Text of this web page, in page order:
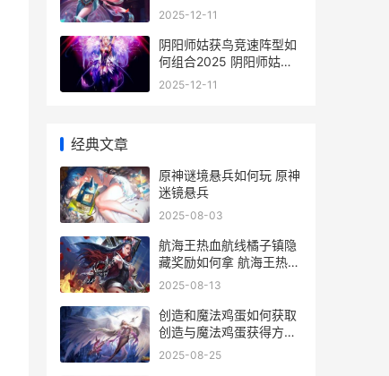
务还能回去么
2025-12-11
阴阳师姑获鸟竞速阵型如
何组合2025 阴阳师姑获
鸟竞速速度
2025-12-11
经典文章
原神谜境悬兵如何玩 原神
迷镜悬兵
2025-08-03
航海王热血航线橘子镇隐
藏奖励如何拿 航海王热血
航线破解版无限召唤券
2025-08-13
创造和魔法鸡蛋如何获取
创造与魔法鸡蛋获得方法
一览位置在哪
2025-08-25